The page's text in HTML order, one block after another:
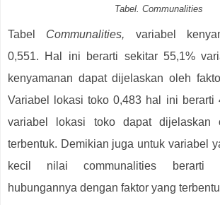
Tabel. Communalities
Tabel Communalities, variabel
0,551. Hal ini berarti sekitar 55,1%
kenyamanan dapat dijelaskan oleh
Variabel lokasi toko 0,483 hal ini berarti
variabel lokasi toko dapat dijelaskan
terbentuk. Demikian juga untuk variabel
kecil nilai communalities berarti
hubungannya dengan faktor yang